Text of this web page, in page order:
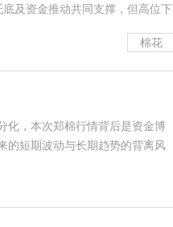
棉花
及资金推动共同支撑，但高位下
：
化，本次郑棉行情背后是资金博
的短期波动与长期趋势的背离风
核心关注焦点，市场预